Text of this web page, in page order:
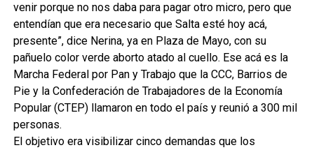
venir porque no nos daba para pagar otro micro, pero que
entendían que era necesario que Salta esté hoy acá,
presente”, dice Nerina, ya en Plaza de Mayo, con su
pañuelo color verde aborto atado al cuello. Ese acá es la
Marcha Federal por Pan y Trabajo que la CCC, Barrios de
Pie y la Confederación de Trabajadores de la Economía
Popular (CTEP) llamaron en todo el país y reunió a 300 mil
personas.
El objetivo era visibilizar cinco demandas que los